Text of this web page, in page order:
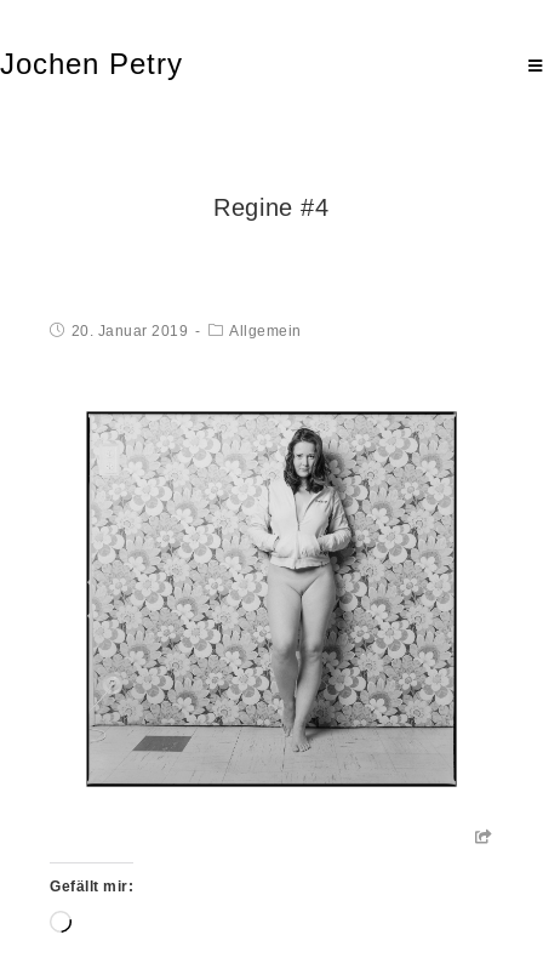
Jochen Petry
Regine #4
20. Januar 2019 Allgemein
Gefällt mir:
Wird